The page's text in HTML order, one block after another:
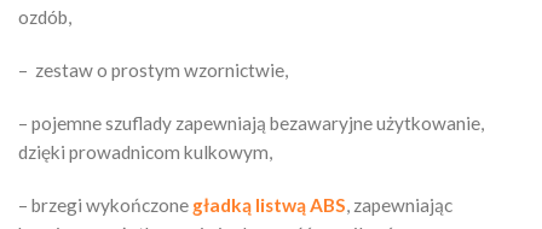
ozdób,
– zestaw o prostym wzornictwie,
– pojemne szuflady zapewniają bezawaryjne użytkowanie,
dzięki prowadnicom kulkowym,
– brzegi wykończone gładką listwą ABS, zapewniając